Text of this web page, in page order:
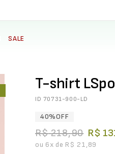
SALE
T-shirt
ID 70731-900-LD
40%OFF
R$ 218,90 R$
ou 6x de R$ 21,89